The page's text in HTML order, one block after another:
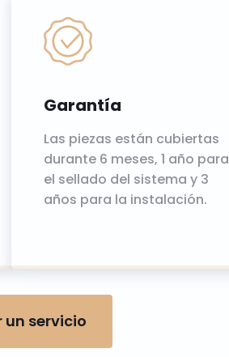
Garantía
Las piezas están cubiertas
durante 6 meses, 1 año para
el sellado del sistema y 3
años para la instalación.
un servicio